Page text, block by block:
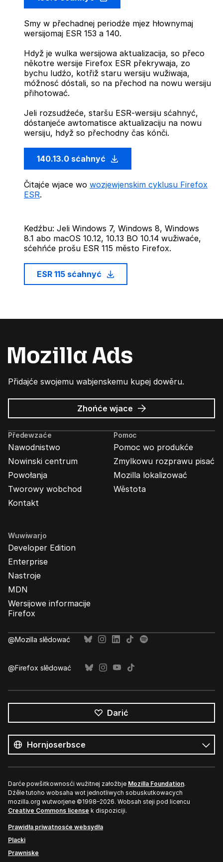
Smy w přechadnej periodźe mjez hłownymaj
wersijomaj ESR 153 a 140.
Hdyž je wulka wersijowa aktualizacija, so přeco
někotre wersije Firefox ESR překrywaja, zo
bychu ludźo, kotřiž staru wersiju wužiwaja,
móžnosć dóstali, so na přechod na nowu wersiju
přihotować.
Jeli rozsudźeće, staršu ESR-wersiju sćahnyć,
dóstanjeće awtomatisce aktualizaciju na nowu
wersiju, hdyž so přechodny čas kónči.
140.13.0 sćahnyć
Čitajće wjace wo wozjewjenskim cyklusu Firefox
ESR.
Kedźbu: Jeli Windows 7, Windows 8, Windows
8.1 abo macOS 10.12, 10.13 BO 10.14 wužiwaće,
sćehńće prošu ESR 115 město Firefox.
ESR 115 sćahnyć
Přidajće swojemu wabjenskemu kupej dowěru.
Zhońće wjace wo
Wabjenje
Mozilla
Předewzaće
Nawodnistwo
Nowinski centrum
Powołanja
Tworowy wobchod
Kontakt
Pomoc
Pomoc wo produkće
Zmylkowu rozprawu pisać
Mozilla lokalizować
Wěstota
Wuwiwarjo
Developer Edition
Enterprise
Nastroje
MDN
Wersijowe informacije
Firefox
@Mozilla slědować
@Firefox slědować
Darić
rěče
Rěč
Darće powšitkownosći wužitnej załožbje Mozilla Foundation.
Dźěle tutoho wobsaha wot jednotliwych sobuskutkowacych
mozilla.org wutworjene ©1998–2026. Wobsah steji pod licencu
Creative Commons license k dispoziciji.
Prawidła priwatnosće websydła
Placki
Prawniske